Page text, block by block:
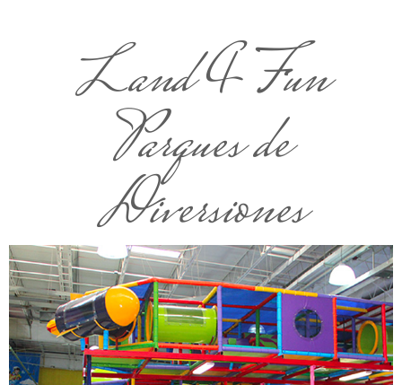
Land 4 Fun
Parques de
Diversiones